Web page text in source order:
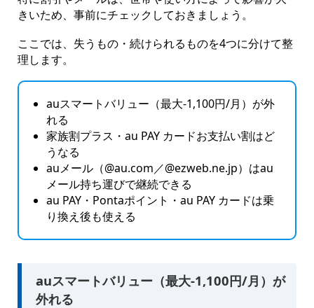
きいため、事前にチェックしておきましょう。
ここでは、失うもの・続けられるものを4つに分けて整
理します。
auスマートバリュー（最大-1,100円/月）が外
れる
家族割プラス・au PAY カードお支払い割はど
うなる
auメール（@au.com／@ezweb.ne.jp）はau
メール持ち運びで継続できる
au PAY・Pontaポイント・au PAY カードは乗
り換え後も使える
auスマートバリュー（最大-1,100円/月）が
外れる